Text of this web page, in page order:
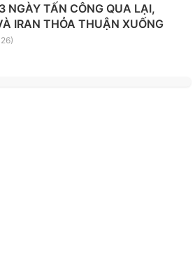
NGÀY TẤN CÔNG QUA LẠI,
IRAN THỎA THUẬN XUỐNG